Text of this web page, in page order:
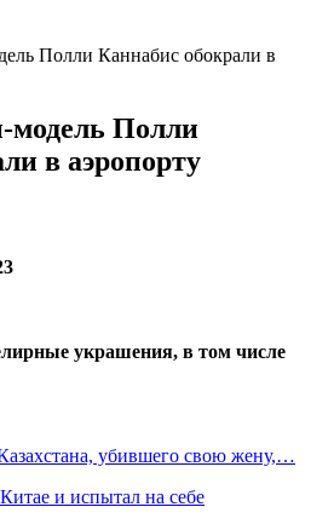
Полли Каннабис обокрали в
модель Полли
в аэропорту
украшения, в том числе
убившего свою жену,…
и испытал на себе